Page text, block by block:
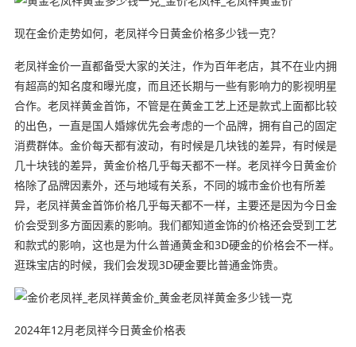
现在金价走势如何，老凤祥今日黄金价格多少钱一克？
老凤祥金价一直都备受大家的关注，作为百年老店，其不在业内拥
有超高的知名度和曝光度，而且还长期与一些有影响力的影视明星
合作。老凤祥黄金首饰，不管是在黄金工艺上还是款式上面都比较
的出色，一直是国人婚嫁优先会考虑的一个品牌，拥有自己的固定
消费群体。金价每天都有波动，有时候是几块钱的差异，有时候是
几十块钱的差异，黄金价格几乎每天都不一样。老凤祥今日黄金价
格除了品牌因素外，还与地域有关系，不同的城市金价也有所差
异，老凤祥黄金首饰价格几乎每天都不一样，主要还是因为今日金
价会受到多方面因素的影响。我们都知道金饰的价格还会受到工艺
和款式的影响，这也是为什么普通黄金和3D硬金的价格会不一样。
逛珠宝店的时候，我们会发现3D硬金要比普通金饰贵。
2024年12月老凤祥今日黄金价格表